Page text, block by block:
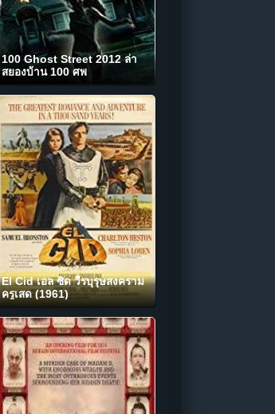
100 Ghost Street 2012 ล่า
สยองบ้าน 100 ศพ
El Cid เอล ซิด วีรบุรุษสงคราม
ครูเสด (1961)